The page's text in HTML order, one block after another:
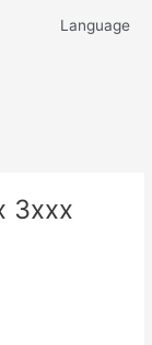
Language
3xxx